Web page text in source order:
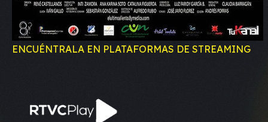
ENCUÉNTRALA EN PLATAFORMAS DE STREAMING